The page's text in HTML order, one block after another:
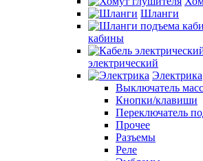
Шланги
кабины
электрический
Электрика
Выключатель
Кнопки/клавиши
Переключатель
Прочее
Разъемы
Реле